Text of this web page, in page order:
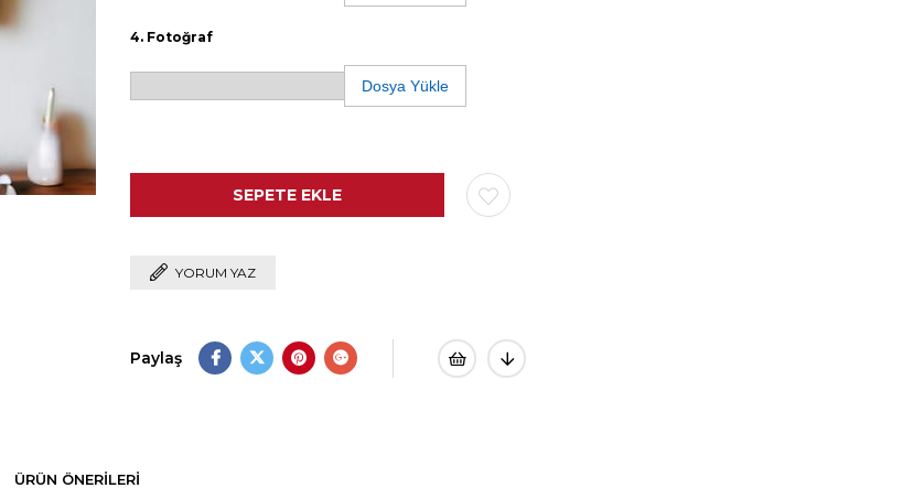
4. Fotoğraf
Dosya Yükle
YORUM YAZ
Paylaş
ÜRÜN ÖNERILERI